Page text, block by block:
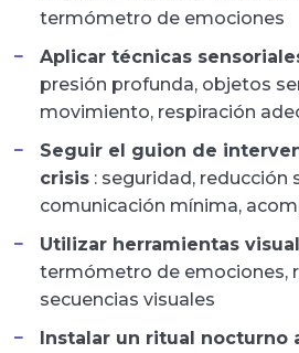
termómetro de emociones
Aplicar técnicas
presión profunda, objetos
movimiento, respiración
Seguir el guion de
crisis : seguridad, reducción
comunicación mínima,
Utilizar herramientas
termómetro de emociones,
secuencias visuales
Instalar un ritual nocturno